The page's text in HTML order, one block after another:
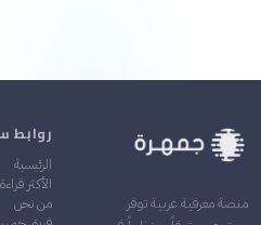
منصة معرفية عربية توفر
روابط
الرئيسية
الأكثر قراءة
من نحن